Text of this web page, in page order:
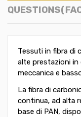
Tessuti in fibra di
alte prestazioni in
meccanica e
La fibra di
continua, ad alta
base di PAN,